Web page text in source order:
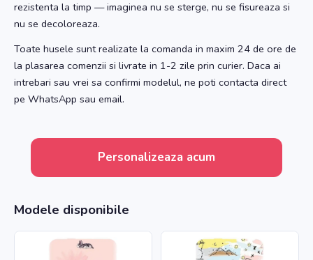
rezistenta la timp — imaginea nu se sterge, nu se fisureaza si
nu se decoloreaza.
Toate husele sunt realizate la comanda in maxim 24 de ore de
la plasarea comenzii si livrate in 1-2 zile prin curier. Daca ai
intrebari sau vrei sa confirmi modelul, ne poti contacta direct
pe WhatsApp sau email.
Personalizeaza acum
Modele disponibile